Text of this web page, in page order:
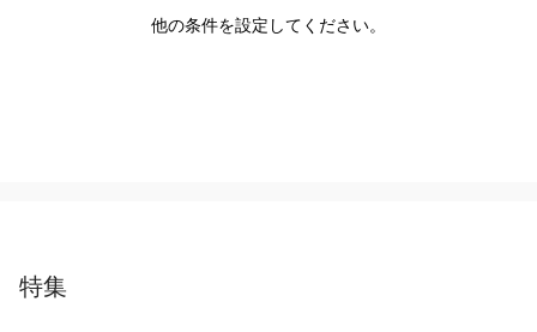
他の条件を設定してください。
特集